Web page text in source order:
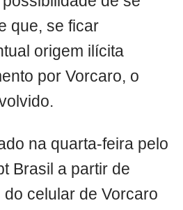
que, se ficar
origem ilícita
por Vorcaro, o
na quarta-feira pelo
Brasil a partir de
celular de Vorcaro